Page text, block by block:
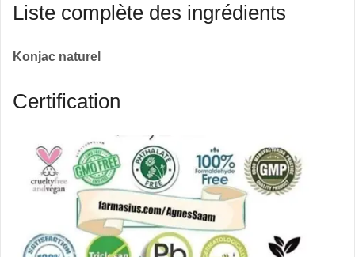
Liste complète des ingrédients
Konjac naturel
Certification